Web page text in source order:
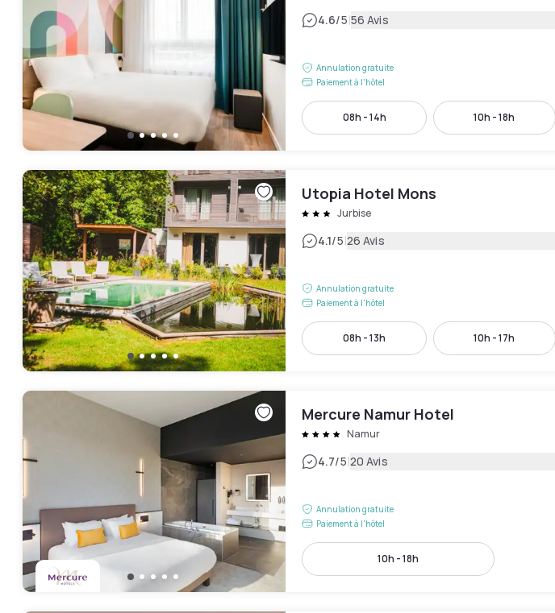
4.6/5|56 Avis
Annulation gratuite
Paiement à l'hôtel
08h - 14h 10h - 18h
Utopia Hotel Mons
Jurbise
4.1/5|26 Avis
Annulation gratuite
Paiement à l'hôtel
08h - 13h 10h - 17h
Mercure Namur Hotel
Namur
4.7/5|20 Avis
Annulation gratuite
Paiement à l'hôtel
10h - 18h